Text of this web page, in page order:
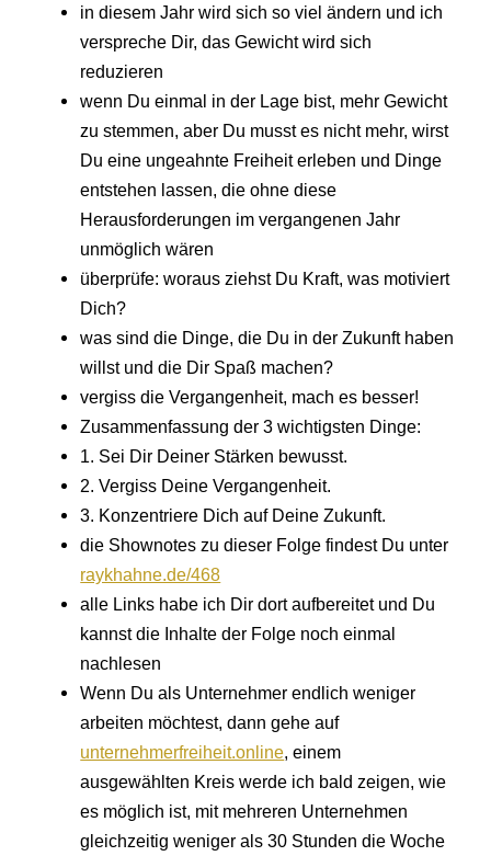
in diesem Jahr wird sich so viel ändern und ich
verspreche Dir, das Gewicht wird sich
reduzieren
wenn Du einmal in der Lage bist, mehr Gewicht
zu stemmen, aber Du musst es nicht mehr, wirst
Du eine ungeahnte Freiheit erleben und Dinge
entstehen lassen, die ohne diese
Herausforderungen im vergangenen Jahr
unmöglich wären
überprüfe: woraus ziehst Du Kraft, was motiviert
Dich?
was sind die Dinge, die Du in der Zukunft haben
willst und die Dir Spaß machen?
vergiss die Vergangenheit, mach es besser!
Zusammenfassung der 3 wichtigsten Dinge:
1. Sei Dir Deiner Stärken bewusst.
2. Vergiss Deine Vergangenheit.
3. Konzentriere Dich auf Deine Zukunft.
die Shownotes zu dieser Folge findest Du unter
raykhahne.de/468
alle Links habe ich Dir dort aufbereitet und Du
kannst die Inhalte der Folge noch einmal
nachlesen
Wenn Du als Unternehmer endlich weniger
arbeiten möchtest, dann gehe auf
unternehmerfreiheit.online, einem
ausgewählten Kreis werde ich bald zeigen, wie
es möglich ist, mit mehreren Unternehmen
gleichzeitig weniger als 30 Stunden die Woche